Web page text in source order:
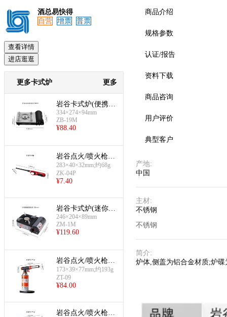
酒总易快得
自营
增票 普票
查看详情
进店逛逛
更多卡式炉 更多
岩谷卡式炉(便携卡
式炉ZB-19M)
334×274×94mm
ZB-19M
¥88.40
岩谷点火/喷火枪(Z
K-04P)
283×40×32mm;约68g
ZK-04P
¥7.40
岩谷卡式炉(迷你卡
式炉ZM-1M)
246×204×89mm
ZM-1M
¥119.60
岩谷点火/喷火枪(Z
T-09)
173×39×77mm;约193g
ZT-09
¥84.00
岩谷点火/喷火枪
商品介绍
规格参数
认证/报告
资料下载
商品咨询
用户评价
典型客户
产地:
中国
主材:
不锈钢
不锈钢
简介:
炉体,侧盖为铝合金材质;炉